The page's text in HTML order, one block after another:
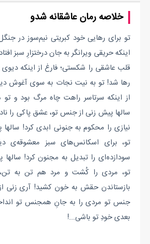
خلاصه رمان عاشقانه شدو
تو برای رهایی خود کبریتی نیم‌سوز در
اینکه حریقی ویرانگر به جان درختزارِ سبز
قلب عاشقی را شکستی؛ فارغ از اینکه
رها شد! تو به نیت نجات به سوی آغوش
از اینکه سرتاسر راهت چاه مرگ بود و
سالها پیش زنی از جنس تو، عشق پاکی را
نیازی را محکوم به جنونی ابدی کرد!
تو، برای اسکانس‌های سبز معشوقه‌ی
سودازده‌ای را تبدیل به مجنون کرد!
تو، مردی را کُشت و مرد هم تن به
بازستاندن حقش به خون کشید! آری زنی
جنس تو مردی را به جانِ همجنس تو
بعدی خودِ تو باشی...!